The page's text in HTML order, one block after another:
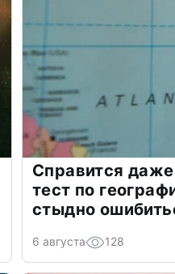
Справится
тест по
стыдно
6 августа 128